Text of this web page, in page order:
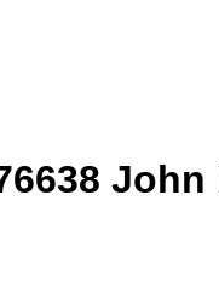
John